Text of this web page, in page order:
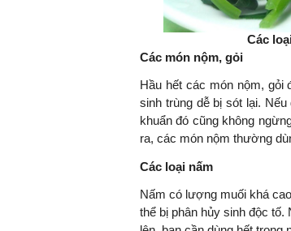
Các
Các món nộm, gỏi
Hầu hết các món nộm, gỏi
sinh trùng dễ bị sót lại.
khuẩn đó cũng không
ra, các món nộm thường
Các loại nấm
Nấm có lượng muối khá
thể bị phân hủy sinh độc